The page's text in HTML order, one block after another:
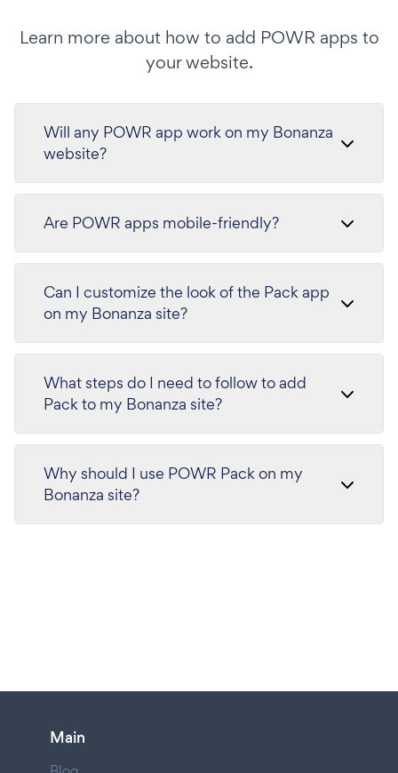
Learn more about how to add POWR apps to
your website.
Will any POWR app work on my Bonanza
website?
Are POWR apps mobile-friendly?
Can I customize the look of the Pack app
on my Bonanza site?
What steps do I need to follow to add
Pack to my Bonanza site?
Why should I use POWR Pack on my
Bonanza site?
Main